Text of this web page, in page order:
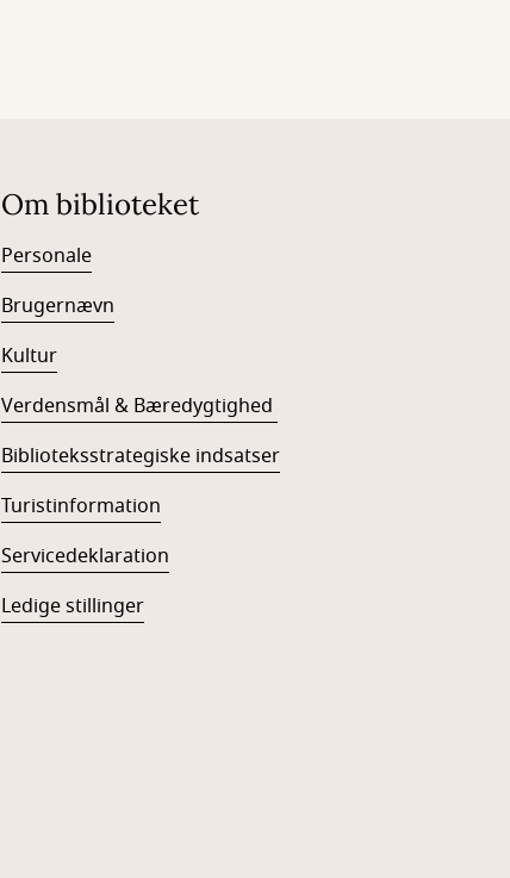
Om biblioteket
Personale
Brugernævn
Kultur
Verdensmål & Bæredygtighed
Biblioteksstrategiske indsatser
Turistinformation
Servicedeklaration
Ledige stillinger